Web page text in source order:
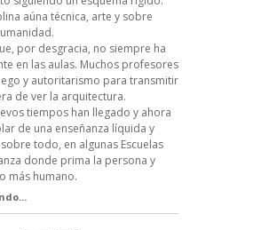
aúna técnica, arte y sobre
por desgracia, no siempre ha
en las aulas. Muchos profesores
y autoritarismo para transmitir
de ver la arquitectura.
tiempos han llegado y ahora
de una enseñanza líquida y
todo, en algunas Escuelas
donde prima la persona y
más humano.